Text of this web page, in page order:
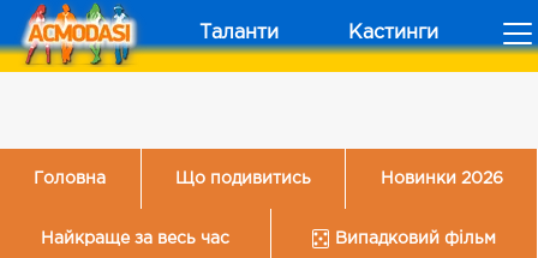
Таланти Кастинги
Головна Що подивитись Новинки 2026
Найкраще за весь час Випадковий фільм